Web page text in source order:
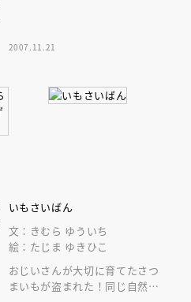
2007.11.21
いもさいばん
文：きむら ゆういち
絵：たじま ゆきひこ
おじいさんが大切に育てたさつ
まいもが盗まれた！同じ自然の